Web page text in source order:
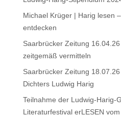
Michael Krüger | Harig lesen
entdecken
Saarbrücker Zeitung
zeitgemäß vermitteln
Saarbrücker Zeitung
Dichters Ludwig Harig
Teilnahme der Ludwig-Harig-
Literaturfestival erLESEN